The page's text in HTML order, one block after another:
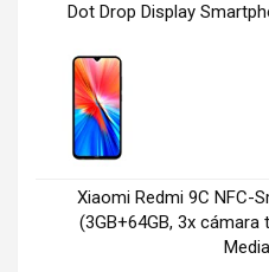
Dot Drop Display
Xiaomi Redmi 9C NFC-
(3GB+64GB, 3x